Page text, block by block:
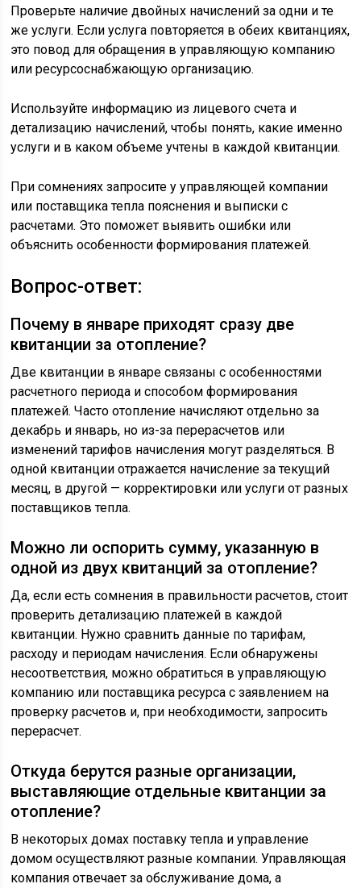
Проверьте наличие двойных начислений за одни и те
же услуги. Если услуга повторяется в обеих квитанциях,
это повод для обращения в управляющую компанию
или ресурсоснабжающую организацию.
Используйте информацию из лицевого счета и
детализацию начислений, чтобы понять, какие именно
услуги и в каком объеме учтены в каждой квитанции.
При сомнениях запросите у управляющей компании
или поставщика тепла пояснения и выписки с
расчетами. Это поможет выявить ошибки или
объяснить особенности формирования платежей.
Вопрос-ответ:
Почему в январе приходят сразу две
квитанции за отопление?
Две квитанции в январе связаны с особенностями
расчетного периода и способом формирования
платежей. Часто отопление начисляют отдельно за
декабрь и январь, но из-за перерасчетов или
изменений тарифов начисления могут разделяться. В
одной квитанции отражается начисление за текущий
месяц, в другой — корректировки или услуги от разных
поставщиков тепла.
Можно ли оспорить сумму, указанную в
одной из двух квитанций за отопление?
Да, если есть сомнения в правильности расчетов, стоит
проверить детализацию платежей в каждой
квитанции. Нужно сравнить данные по тарифам,
расходу и периодам начисления. Если обнаружены
несоответствия, можно обратиться в управляющую
компанию или поставщика ресурса с заявлением на
проверку расчетов и, при необходимости, запросить
перерасчет.
Откуда берутся разные организации,
выставляющие отдельные квитанции за
отопление?
В некоторых домах поставку тепла и управление
домом осуществляют разные компании. Управляющая
компания отвечает за обслуживание дома, а